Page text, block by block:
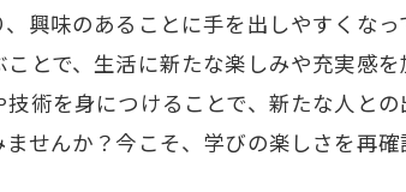
興味のあることに手を出しやすくな
とで、生活に新たな楽しみや充実感
術を身につけることで、新たな人と
せんか？今こそ、学びの楽しさを再確